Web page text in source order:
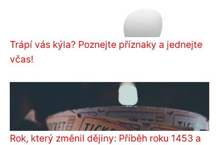
Trápí vás kýla? Poznejte příznaky a jednejte
včas!
Rok, který změnil dějiny: Příběh roku 1453 a